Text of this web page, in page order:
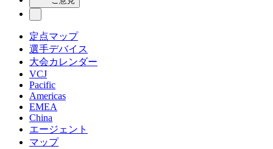
定点マップ
選手デバイス
大会カレンダー
VCJ
Pacific
Americas
EMEA
China
エージェント
マップ